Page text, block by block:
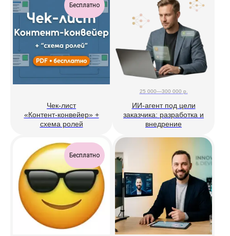
Бесплатно
Чек‑лист
«Контент‑конвейер» +
схема ролей
25 000—300 000 р.
ИИ-агент под цели
заказчика: разработка и
внедрение
Бесплатно